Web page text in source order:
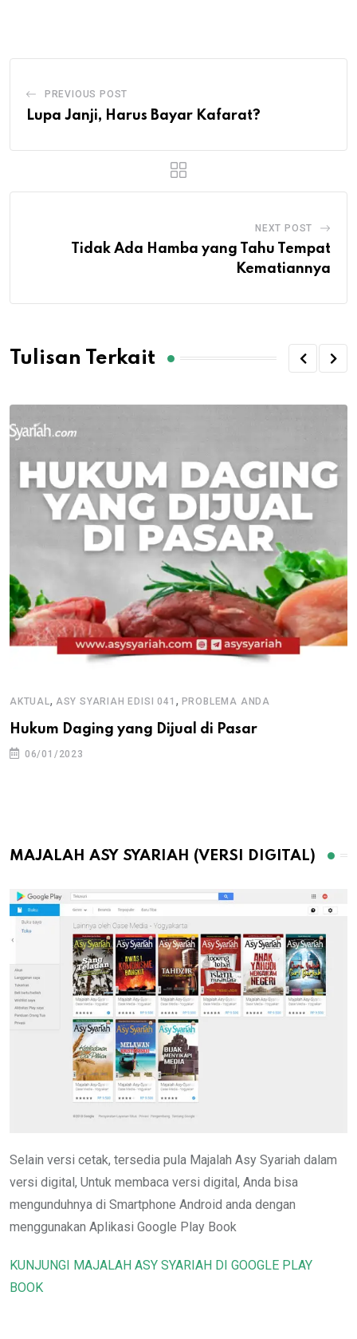
PREVIOUS POST
Lupa Janji, Harus Bayar Kafarat?
NEXT POST
Tidak Ada Hamba yang Tahu Tempat
Kematiannya
Tulisan Terkait
AKTUAL , ASY SYARIAH EDISI 041 , PROBLEMA ANDA
Hukum Daging yang Dijual di Pasar
06/01/2023
MAJALAH ASY SYARIAH (VERSI DIGITAL)
Selain versi cetak, tersedia pula Majalah Asy Syariah dalam
versi digital, Untuk membaca versi digital, Anda bisa
mengunduhnya di Smartphone Android anda dengan
menggunakan Aplikasi Google Play Book
KUNJUNGI MAJALAH ASY SYARIAH DI GOOGLE PLAY
BOOK